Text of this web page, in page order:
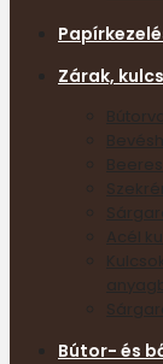
Zárak,
Acél
Bútor- és